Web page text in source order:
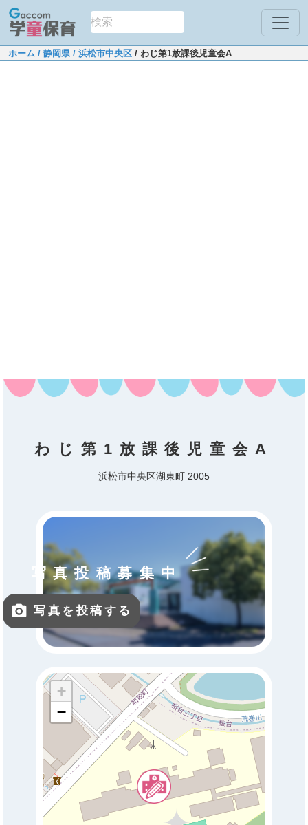
ホーム / 静岡県/ 浜松市中央区 / わじ第1放課後児童会A
わじ第1放課後児童会A
浜松市中央区湖東町 2005
写真投稿募集中
写真を投稿する
+
−